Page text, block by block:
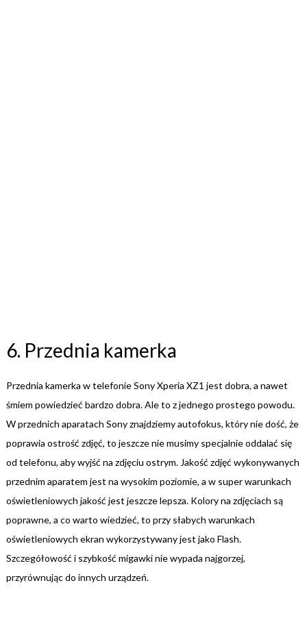
6. Przednia kamerka
Przednia kamerka w telefonie Sony Xperia XZ1 jest dobra, a nawet
śmiem powiedzieć bardzo dobra. Ale to z jednego prostego powodu.
W przednich aparatach Sony znajdziemy autofokus, który nie dość, że
poprawia ostrość zdjęć, to jeszcze nie musimy specjalnie oddalać się
od telefonu, aby wyjść na zdjęciu ostrym. Jakość zdjęć wykonywanych
przednim aparatem jest na wysokim poziomie, a w super warunkach
oświetleniowych jakość jest jeszcze lepsza. Kolory na zdjęciach są
poprawne, a co warto wiedzieć, to przy słabych warunkach
oświetleniowych ekran wykorzystywany jest jako Flash.
Szczegółowość i szybkość migawki nie wypada najgorzej,
przyrównując do innych urządzeń.